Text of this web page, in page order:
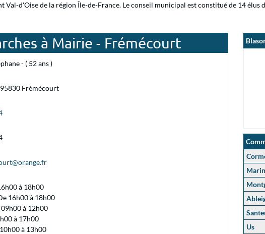
Val-d'Oise de la région Île-de-France. Le conseil municipal est constitué de 14 élus
à Mairie - Frémécourt
- ( 52 ans )
Frémécourt
à 18h00
16h00 à 18h00
à 12h00
à 17h00
à 13h00
Us